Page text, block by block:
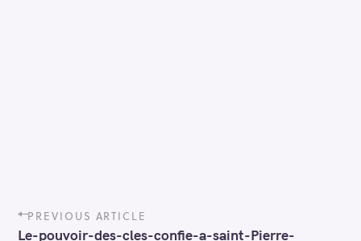
P
o PREVIOUS ARTICLE
Le-pouvoir-des-cles-confie-a-saint-Pierre-